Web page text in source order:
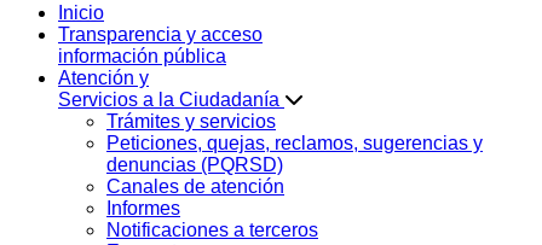
Inicio
Transparencia y acceso
información pública
Atención y
Servicios a la Ciudadanía
Trámites y servicios
Peticiones, quejas, reclamos, sugerencias y
denuncias (PQRSD)
Canales de atención
Informes
Notificaciones a terceros